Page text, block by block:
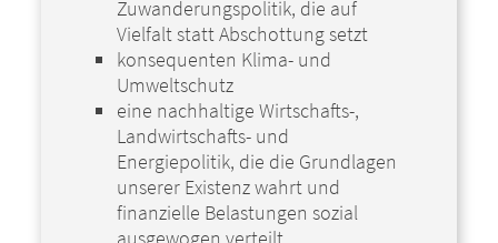
Zuwanderungspolitik, die auf
Vielfalt statt Abschottung setzt
konsequenten Klima- und
Umweltschutz
eine nachhaltige Wirtschafts-,
Landwirtschafts- und
Energiepolitik, die die Grundlagen
unserer Existenz wahrt und
finanzielle Belastungen sozial